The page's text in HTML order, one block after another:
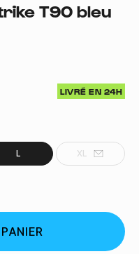
T90 bleu
LIVRÉ EN 24H
L XL